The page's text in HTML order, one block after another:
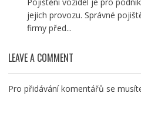
jejich provozu. Správné
firmy před...
LEAVE A COMMENT
Pro přidávání komentářů se